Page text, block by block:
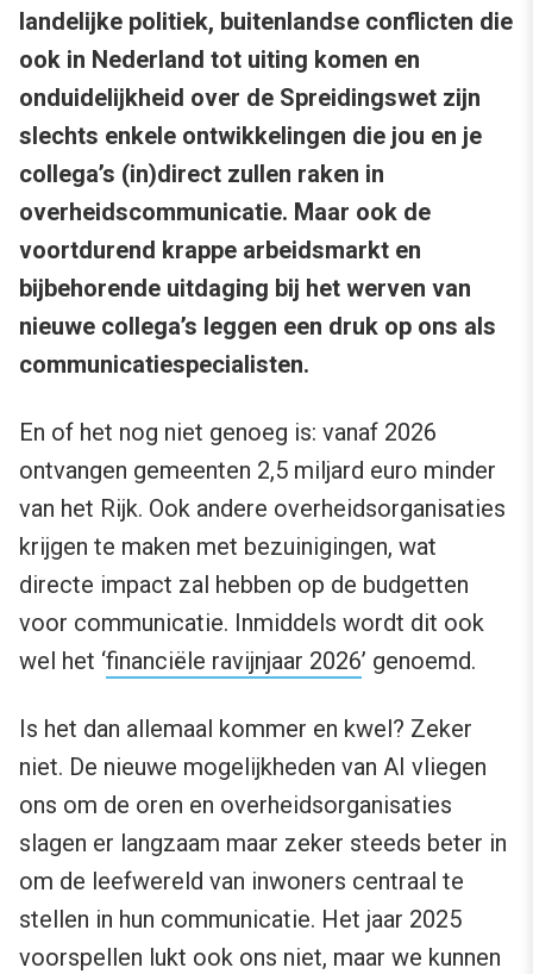
landelijke politiek, buitenlandse conflicten die
ook in Nederland tot uiting komen en
onduidelijkheid over de Spreidingswet zijn
slechts enkele ontwikkelingen die jou en je
collega’s (in)direct zullen raken in
overheidscommunicatie. Maar ook de
voortdurend krappe arbeidsmarkt en
bijbehorende uitdaging bij het werven van
nieuwe collega’s leggen een druk op ons als
communicatiespecialisten.
En of het nog niet genoeg is: vanaf 2026
ontvangen gemeenten 2,5 miljard euro minder
van het Rijk. Ook andere overheidsorganisaties
krijgen te maken met bezuinigingen, wat
directe impact zal hebben op de budgetten
voor communicatie. Inmiddels wordt dit ook
wel het ‘financiële ravijnjaar 2026’ genoemd.
Is het dan allemaal kommer en kwel? Zeker
niet. De nieuwe mogelijkheden van AI vliegen
ons om de oren en overheidsorganisaties
slagen er langzaam maar zeker steeds beter in
om de leefwereld van inwoners centraal te
stellen in hun communicatie. Het jaar 2025
voorspellen lukt ook ons niet, maar we kunnen